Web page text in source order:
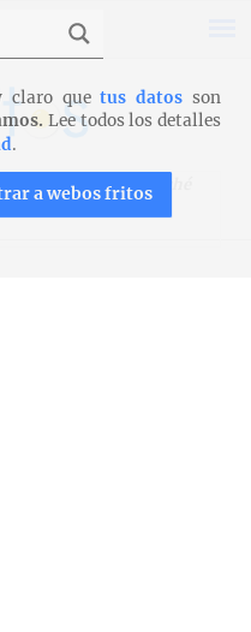
Esparrágos poché
claro quetus datos son
Lee todos los detalles
.
a webos fritos